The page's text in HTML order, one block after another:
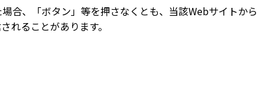
合、「ボタン」等を押さなくとも、当該Webサイトから
れることがあります。